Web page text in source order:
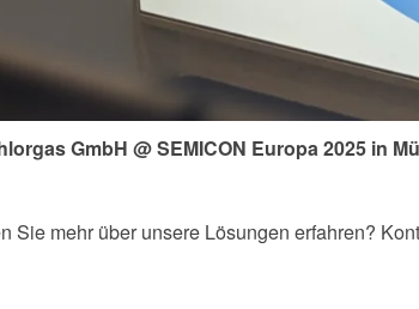
GmbH @SEMICON Europa 2025in
Sie mehr über unsere Lösungen erfahren?